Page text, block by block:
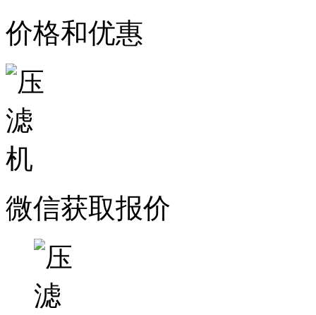
价格和优惠
微信获取报价